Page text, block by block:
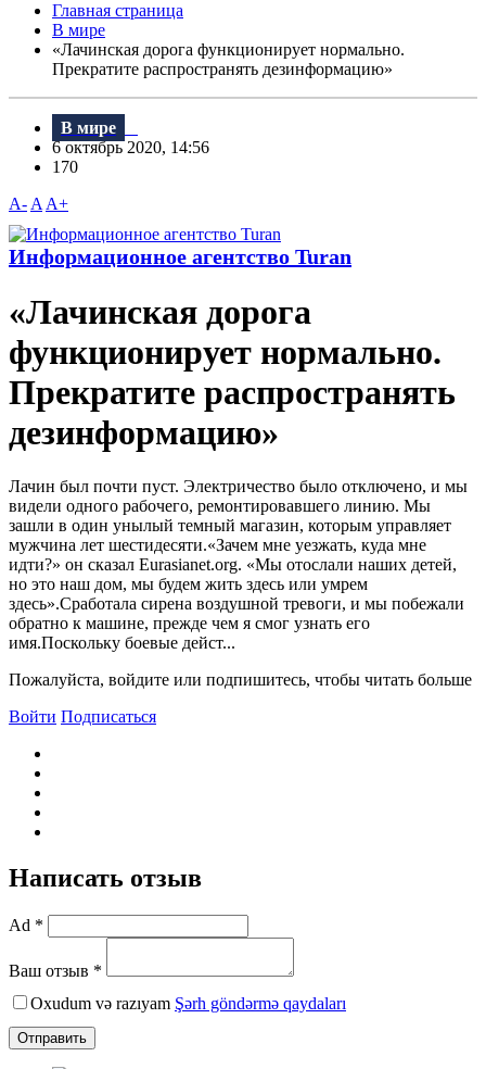
Главная страница
В мире
«Лачинская дорога функционирует нормально.
Прекратите распространять дезинформацию»
В мире
6 октябрь 2020, 14:56
170
A- A A+
Информационное агентство Turan
«Лачинская дорога
функционирует нормально.
Прекратите распространять
дезинформацию»
Лачин был почти пуст. Электричество было отключено, и мы
видели одного рабочего, ремонтировавшего линию. Мы
зашли в один унылый темный магазин, которым управляет
мужчина лет шестидесяти.«Зачем мне уезжать, куда мне
идти?» он сказал Eurasianet.org. «Мы отослали наших детей,
но это наш дом, мы будем жить здесь или умрем
здесь».Сработала сирена воздушной тревоги, и мы побежали
обратно к машине, прежде чем я смог узнать его
имя.Поскольку боевые дейст...
Пожалуйста, войдите или подпишитесь, чтобы читать больше
Войти Подписаться
Написать отзыв
Ad *
Ваш отзыв *
Oxudum və razıyam Şərh göndərmə qaydaları
Отправить